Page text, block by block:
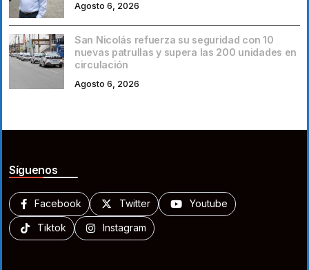
Agosto 6, 2026
San Nicolás refuerza su seguridad con 10
nuevas patrullas y supera las 200 unidades en
circulación
Agosto 6, 2026
Síguenos
Facebook Twitter Youtube
Tiktok Instagram